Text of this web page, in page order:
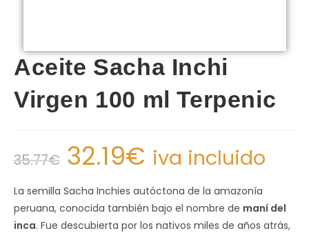
Aceite Sacha Inchi
Virgen 100 ml Terpenic
35.77€ 32.19€ iva incluido
La semilla Sacha Inchies autóctona de la amazonía
peruana, conocida también bajo el nombre de maní del
inca. Fue descubierta por los nativos miles de años atrás,